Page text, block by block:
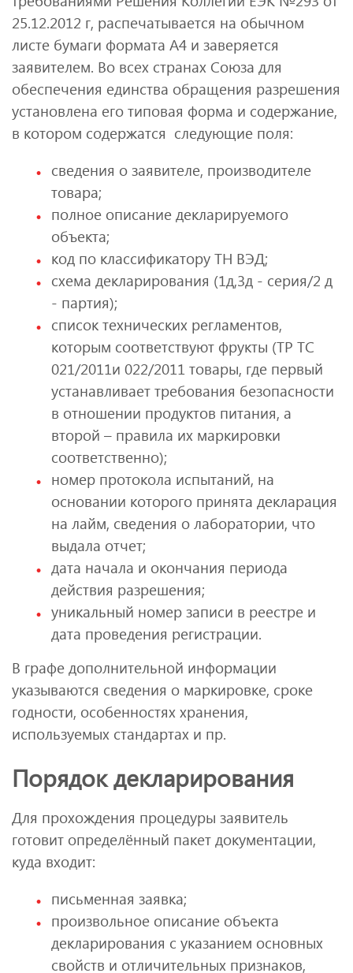
25.12.2012 г, распечатывается на обычном
листе бумаги формата А4 и заверяется
заявителем. Во всех странах Союза для
обеспечения единства обращения разрешения
установлена его типовая форма и содержание,
в котором содержатся следующие поля:
сведения о заявителе, производителе
товара;
полное описание декларируемого
объекта;
код по классификатору ТН ВЭД;
схема декларирования (1д,3д - серия/2 д
- партия);
список технических регламентов,
которым соответствуют фрукты (ТР ТС
021/2011и 022/2011 товары, где первый
устанавливает требования безопасности
в отношении продуктов питания, а
второй – правила их маркировки
соответственно);
номер протокола испытаний, на
основании которого принята декларация
на лайм, сведения о лаборатории, что
выдала отчет;
дата начала и окончания периода
действия разрешения;
уникальный номер записи в реестре и
дата проведения регистрации.
В графе дополнительной информации
указываются сведения о маркировке, сроке
годности, особенностях хранения,
используемых стандартах и пр.
Порядок декларирования
Для прохождения процедуры заявитель
готовит определённый пакет документации,
куда входит:
письменная заявка;
произвольное описание объекта
декларирования с указанием основных
свойств и отличительных признаков,